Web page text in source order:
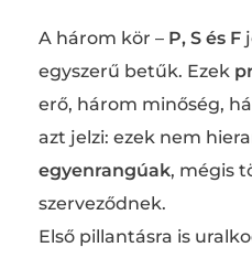
A három kör – P, S és F
egyszerű betűk. Ezek
erő, három minőség,
azt jelzi: ezek nem
egyenrangúak, mégis
szerveződnek.
Első pillantásra is